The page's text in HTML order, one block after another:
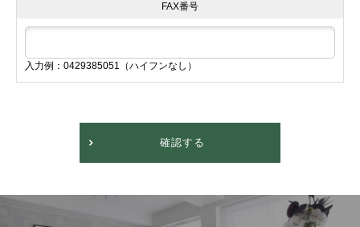
FAX番号
入力例：0429385051（ハイフンなし）
確認する